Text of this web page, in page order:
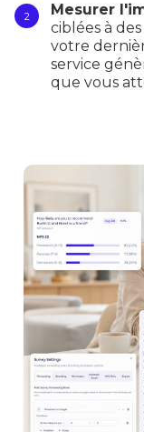
Mesurer
ciblées à
votre
service
que vous